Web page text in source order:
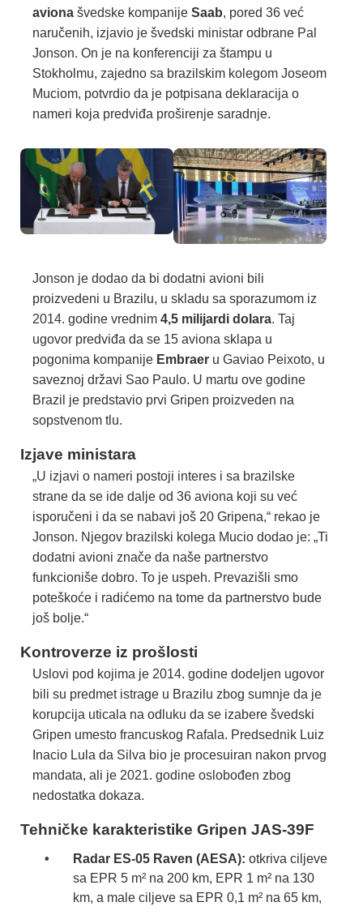
aviona švedske kompanije Saab, pored 36 već
naručenih, izjavio je švedski ministar odbrane Pal
Jonson. On je na konferenciji za štampu u
Stokholmu, zajedno sa brazilskim kolegom Joseom
Muciom, potvrdio da je potpisana deklaracija o
nameri koja predviđa proširenje saradnje.
Jonson je dodao da bi dodatni avioni bili
proizvedeni u Brazilu, u skladu sa sporazumom iz
2014. godine vrednim 4,5 milijardi dolara. Taj
ugovor predviđa da se 15 aviona sklapa u
pogonima kompanije Embraer u Gaviao Peixoto, u
saveznoj državi Sao Paulo. U martu ove godine
Brazil je predstavio prvi Gripen proizveden na
sopstvenom tlu.
Izjave ministara
„U izjavi o nameri postoji interes i sa brazilske
strane da se ide dalje od 36 aviona koji su već
isporučeni i da se nabavi još 20 Gripena,“ rekao je
Jonson. Njegov brazilski kolega Mucio dodao je: „Ti
dodatni avioni znače da naše partnerstvo
funkcioniše dobro. To je uspeh. Prevazišli smo
poteškoće i radićemo na tome da partnerstvo bude
još bolje.“
Kontroverze iz prošlosti
Uslovi pod kojima je 2014. godine dodeljen ugovor
bili su predmet istrage u Brazilu zbog sumnje da je
korupcija uticala na odluku da se izabere švedski
Gripen umesto francuskog Rafala. Predsednik Luiz
Inacio Lula da Silva bio je procesuiran nakon prvog
mandata, ali je 2021. godine oslobođen zbog
nedostatka dokaza.
Tehničke karakteristike Gripen JAS-39F
Radar ES-05 Raven (AESA): otkriva ciljeve
sa EPR 5 m² na 200 km, EPR 1 m² na 130
km, a male ciljeve sa EPR 0,1 m² na 65 km,